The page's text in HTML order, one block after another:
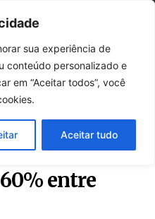
sua experiência de
conteúdo personalizado e
em “Aceitar todos”, você
Aceitar tudo
de 65
entre